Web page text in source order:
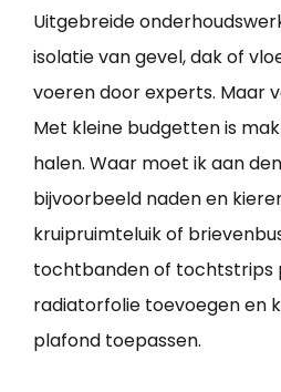
Uitgebreide
isolatie van gevel, dak of
voeren door experts. Maar
Met kleine budgetten is
halen. Waar moet ik aan
bijvoorbeeld naden en
kruipruimteluik of
tochtbanden of tochtstrips
radiatorfolie toevoegen en
plafond toepassen.